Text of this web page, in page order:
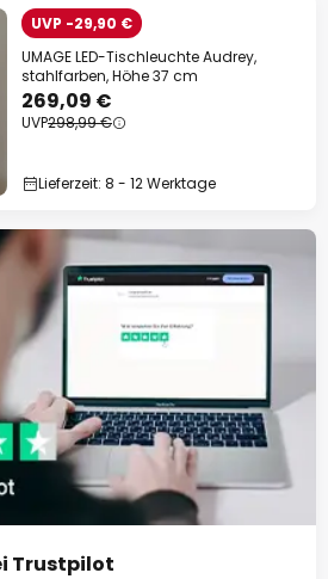
UVP -29,90 €
UMAGE LED-Tischleuchte Audrey,
stahlfarben, Höhe 37 cm
269,09 €
UVP298,99 €
Lieferzeit: 8 - 12 Werktage
Trustpilot